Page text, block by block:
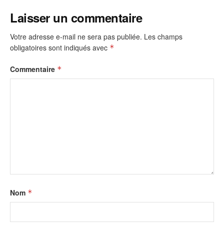
Laisser un commentaire
Votre adresse e-mail ne sera pas publiée. Les champs
obligatoires sont indiqués avec *
Commentaire *
Nom *